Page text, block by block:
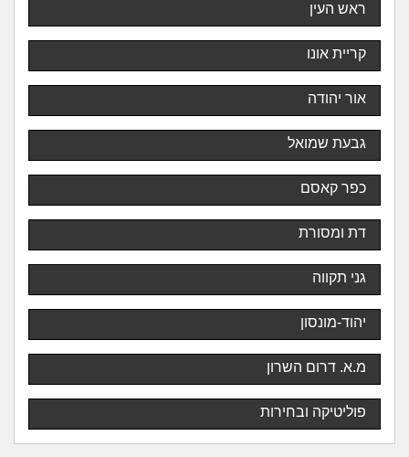
ראש העין
קריית אונו
אור יהודה
גבעת שמואל
כפר קאסם
דת ומסורת
גני תקווה
יהוד-מונסון
מ.א. דרום השרון
פוליטיקה ובחירות